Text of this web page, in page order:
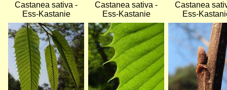
Castanea sativa -
Ess-Kastanie
Castanea sativa -
Ess-Kastanie
Castanea
Ess-
Bild
Bild Bild